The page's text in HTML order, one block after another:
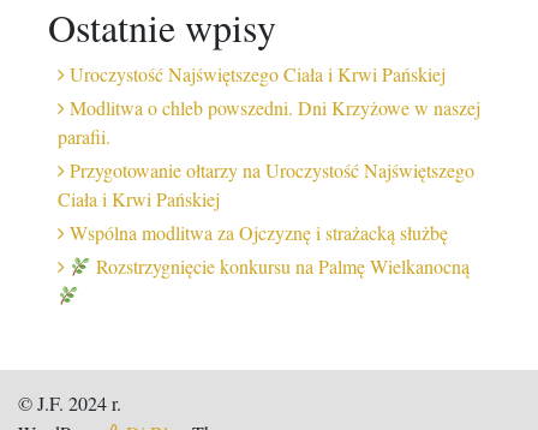
Ostatnie wpisy
Uroczystość Najświętszego Ciała i Krwi Pańskiej
Modlitwa o chleb powszedni. Dni Krzyżowe w naszej
parafii.
Przygotowanie ołtarzy na Uroczystość Najświętszego
Ciała i Krwi Pańskiej
Wspólna modlitwa za Ojczyznę i strażacką służbę
Rozstrzygnięcie konkursu na Palmę Wielkanocną
© J.F. 2024 r.